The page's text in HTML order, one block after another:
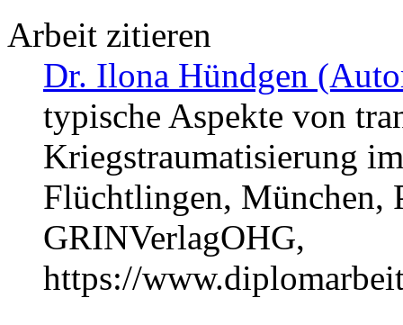
Arbeit zitieren
Dr. Ilona Hündgen
typische Aspekte von
Kriegstraumatisierung
Flüchtlingen, München,
GRINVerlagOHG,
https://